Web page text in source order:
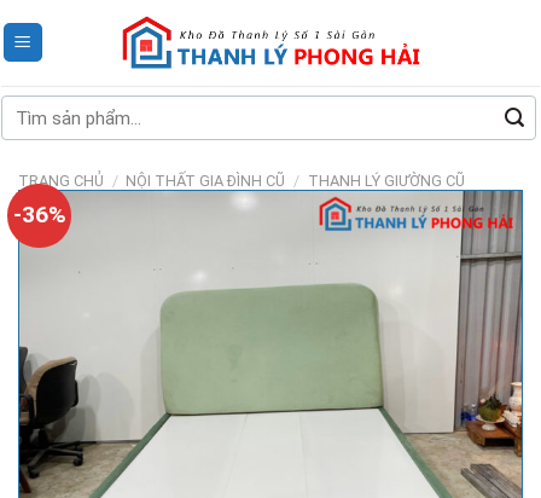
to
Tìm
kiếm:
TRANG CHỦ / NỘI THẤT GIA ĐÌNH CŨ / THANH LÝ GIƯỜNG CŨ
-36%